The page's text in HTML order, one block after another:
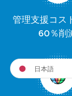
管理支援コス
60％削
日本語